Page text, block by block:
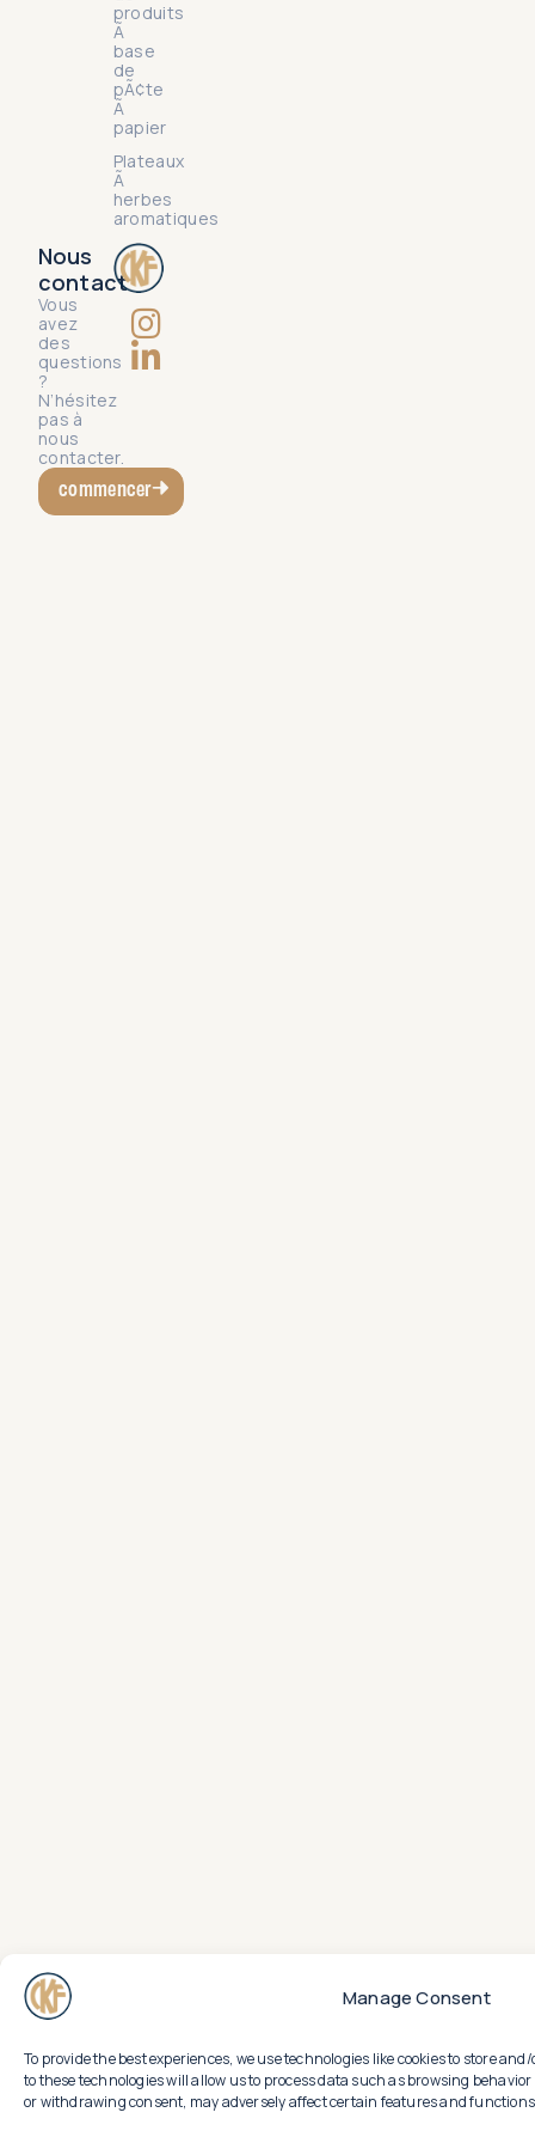
Manage Consent
To provide the best experiences, we use technologies like cookies to store
to these technologies will allow us to process data such as browsing
or withdrawing consent, may adversely affect certain features and
produits
Ã
base
de
pÃ¢te
Ã
papier
Plateaux
Ã
herbes
aromatiques
Nous
contact
Vous
avez
des
questions
?
N’hésitez
pas à
nous
contacter.
commencer